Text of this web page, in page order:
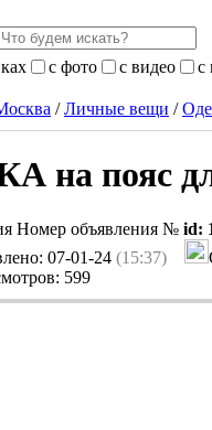
с фото с видео с
/Личные вещи /
на пояс
Номер объявления № id:
07-01-24 (15:37)
599